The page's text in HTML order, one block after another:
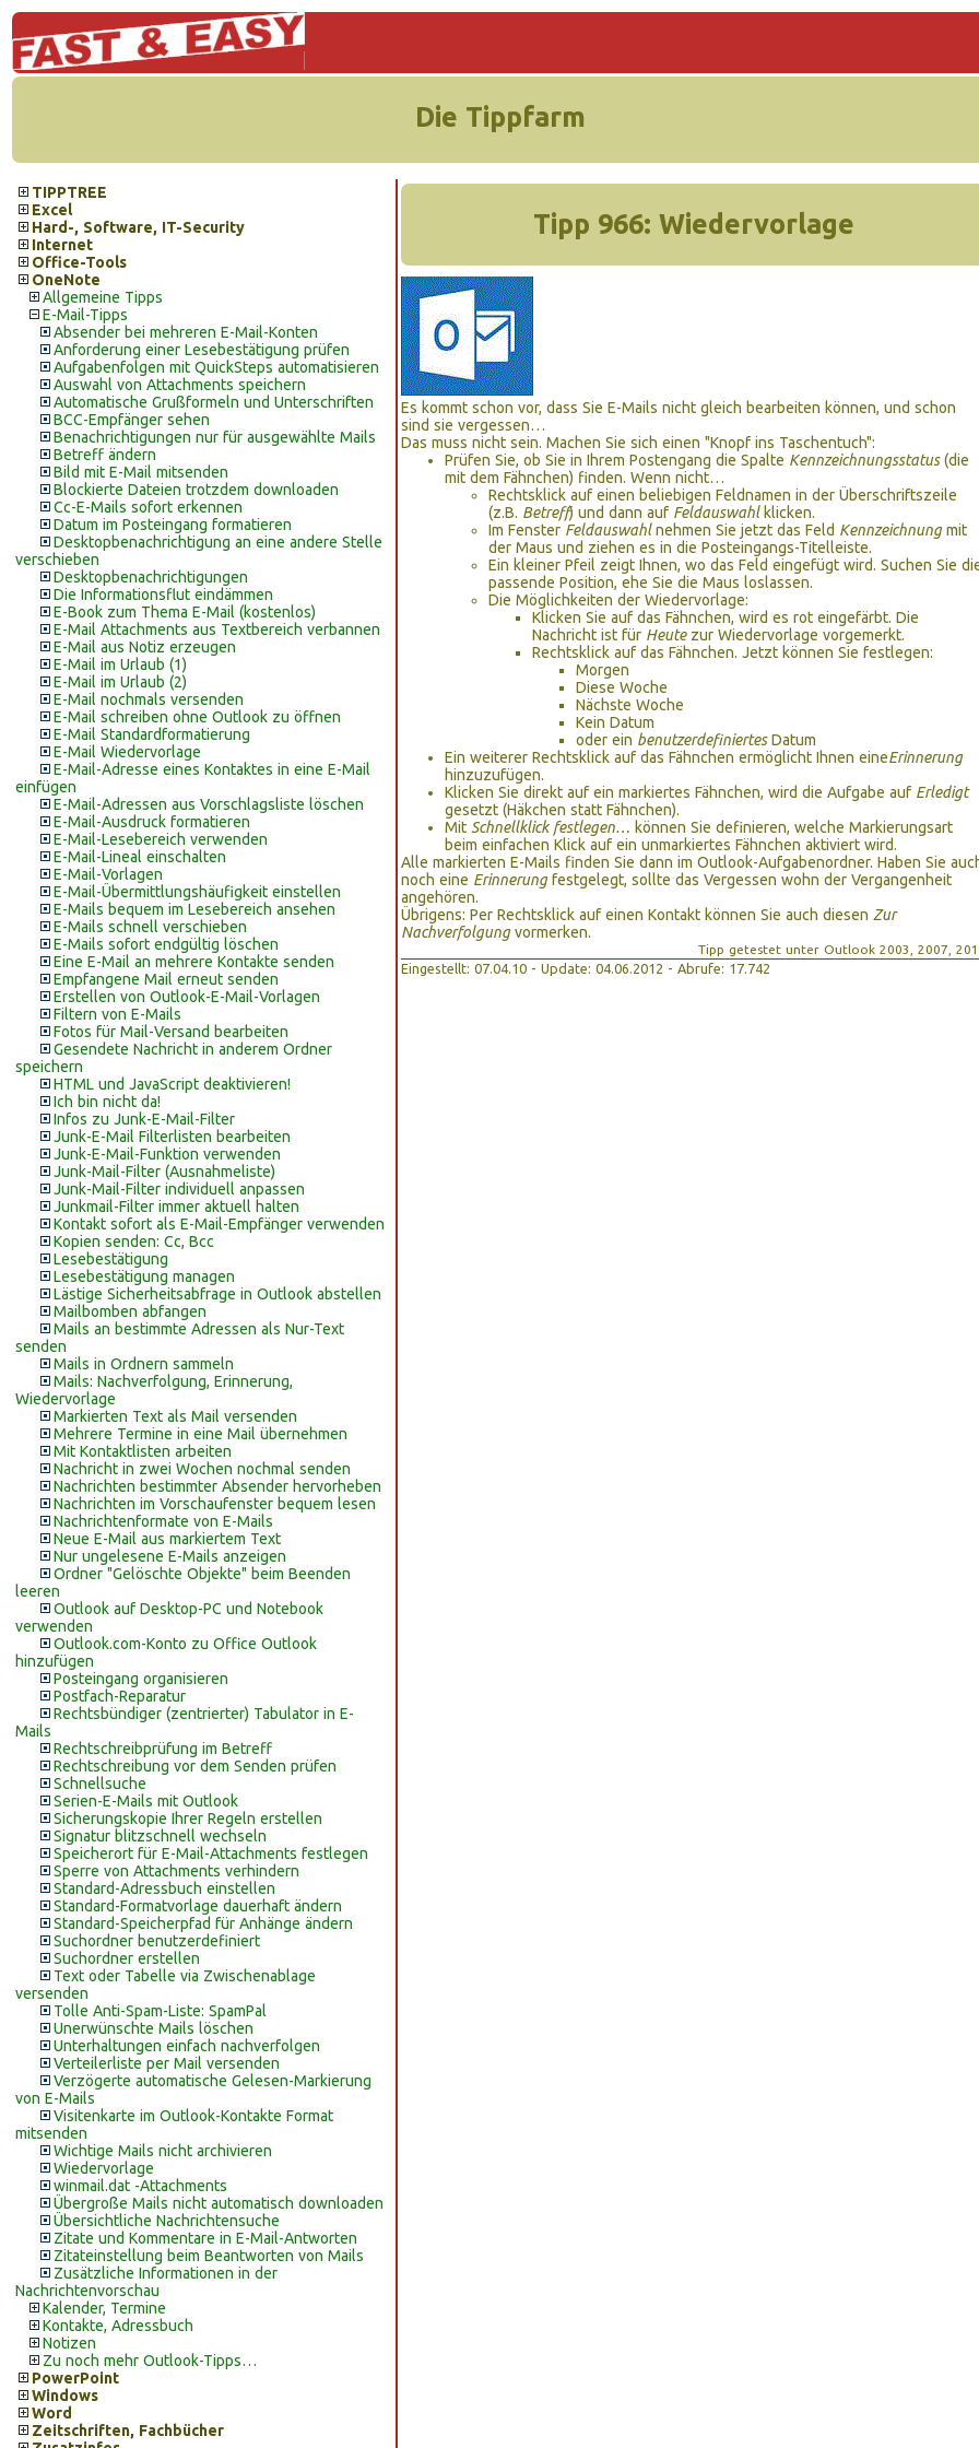
Die Tippfarm
TIPPTREE
Excel
Hard-, Software, IT-Security
Internet
Office-Tools
OneNote
Allgemeine Tipps
E-Mail-Tipps
Absender bei mehreren E-Mail-Konten
Anforderung einer Lesebestätigung prüfen
Aufgabenfolgen mit QuickSteps automatisieren
Auswahl von Attachments speichern
Automatische Grußformeln und Unterschriften
BCC-Empfänger sehen
Benachrichtigungen nur für ausgewählte Mails
Betreff ändern
Bild mit E-Mail mitsenden
Blockierte Dateien trotzdem downloaden
Cc-E-Mails sofort erkennen
Datum im Posteingang formatieren
Desktopbenachrichtigung an eine andere Stelle
verschieben
Desktopbenachrichtigungen
Die Informationsflut eindämmen
E-Book zum Thema E-Mail (kostenlos)
E-Mail Attachments aus Textbereich verbannen
E-Mail aus Notiz erzeugen
E-Mail im Urlaub (1)
E-Mail im Urlaub (2)
E-Mail nochmals versenden
E-Mail schreiben ohne Outlook zu öffnen
E-Mail Standardformatierung
E-Mail Wiedervorlage
E-Mail-Adresse eines Kontaktes in eine E-Mail
einfügen
E-Mail-Adressen aus Vorschlagsliste löschen
E-Mail-Ausdruck formatieren
E-Mail-Lesebereich verwenden
E-Mail-Lineal einschalten
E-Mail-Vorlagen
E-Mail-Übermittlungshäufigkeit einstellen
E-Mails bequem im Lesebereich ansehen
E-Mails schnell verschieben
E-Mails sofort endgültig löschen
Eine E-Mail an mehrere Kontakte senden
Empfangene Mail erneut senden
Erstellen von Outlook-E-Mail-Vorlagen
Filtern von E-Mails
Fotos für Mail-Versand bearbeiten
Gesendete Nachricht in anderem Ordner
speichern
HTML und JavaScript deaktivieren!
Ich bin nicht da!
Infos zu Junk-E-Mail-Filter
Junk-E-Mail Filterlisten bearbeiten
Junk-E-Mail-Funktion verwenden
Junk-Mail-Filter (Ausnahmeliste)
Junk-Mail-Filter individuell anpassen
Junkmail-Filter immer aktuell halten
Kontakt sofort als E-Mail-Empfänger verwenden
Kopien senden: Cc, Bcc
Lesebestätigung
Lesebestätigung managen
Lästige Sicherheitsabfrage in Outlook abstellen
Mailbomben abfangen
Mails an bestimmte Adressen als Nur-Text
senden
Mails in Ordnern sammeln
Mails: Nachverfolgung, Erinnerung,
Wiedervorlage
Markierten Text als Mail versenden
Mehrere Termine in eine Mail übernehmen
Mit Kontaktlisten arbeiten
Nachricht in zwei Wochen nochmal senden
Nachrichten bestimmter Absender hervorheben
Nachrichten im Vorschaufenster bequem lesen
Nachrichtenformate von E-Mails
Neue E-Mail aus markiertem Text
Nur ungelesene E-Mails anzeigen
Ordner "Gelöschte Objekte" beim Beenden
leeren
Outlook auf Desktop-PC und Notebook
verwenden
Outlook.com-Konto zu Office Outlook
hinzufügen
Posteingang organisieren
Postfach-Reparatur
Rechtsbündiger (zentrierter) Tabulator in E-
Mails
Rechtschreibprüfung im Betreff
Rechtschreibung vor dem Senden prüfen
Schnellsuche
Serien-E-Mails mit Outlook
Sicherungskopie Ihrer Regeln erstellen
Signatur blitzschnell wechseln
Speicherort für E-Mail-Attachments festlegen
Sperre von Attachments verhindern
Standard-Adressbuch einstellen
Standard-Formatvorlage dauerhaft ändern
Standard-Speicherpfad für Anhänge ändern
Suchordner benutzerdefiniert
Suchordner erstellen
Text oder Tabelle via Zwischenablage
versenden
Tolle Anti-Spam-Liste: SpamPal
Unerwünschte Mails löschen
Unterhaltungen einfach nachverfolgen
Verteilerliste per Mail versenden
Verzögerte automatische Gelesen-Markierung
von E-Mails
Visitenkarte im Outlook-Kontakte Format
mitsenden
Wichtige Mails nicht archivieren
Wiedervorlage
winmail.dat -Attachments
Übergroße Mails nicht automatisch downloaden
Übersichtliche Nachrichtensuche
Zitate und Kommentare in E-Mail-Antworten
Zitateinstellung beim Beantworten von Mails
Zusätzliche Informationen in der
Nachrichtenvorschau
Kalender, Termine
Kontakte, Adressbuch
Notizen
Zu noch mehr Outlook-Tipps…
PowerPoint
Windows
Word
Zeitschriften, Fachbücher
Tipp 966: Wiedervorlage
Es kommt schon vor, dass Sie E-Mails nicht gleich bearbeiten können, und schon
sind sie vergessen…
Das muss nicht sein. Machen Sie sich einen "Knopf ins Taschentuch":
Prüfen Sie, ob Sie in Ihrem Postengang die Spalte Kennzeichnungsstatus(die
mit dem Fähnchen) finden. Wenn nicht…
Rechtsklick auf einen beliebigen Feldnamen in der Überschriftszeile
(z.B. Betreff) und dann auf Feldauswahlklicken.
Im Fenster Feldauswahlnehmen Sie jetzt das Feld Kennzeichnungmit
der Maus und ziehen es in die Posteingangs-Titelleiste.
Ein kleiner Pfeil zeigt Ihnen, wo das Feld eingefügt wird. Suchen Sie
passende Position, ehe Sie die Maus loslassen.
Die Möglichkeiten der Wiedervorlage:
Klicken Sie auf das Fähnchen, wird es rot eingefärbt. Die
Nachricht ist für Heutezur Wiedervorlage vorgemerkt.
Rechtsklick auf das Fähnchen. Jetzt können Sie festlegen:
Morgen
Diese Woche
Nächste Woche
Kein Datum
oder ein benutzerdefiniertesDatum
Ein weiterer Rechtsklick auf das Fähnchen ermöglicht Ihnen eineErinnerung
hinzuzufügen.
Klicken Sie direkt auf ein markiertes Fähnchen, wird die Aufgabe auf Erledigt
gesetzt (Häkchen statt Fähnchen).
Mit Schnellklick festlegen… können Sie definieren, welche Markierungsart
beim einfachen Klick auf ein unmarkiertes Fähnchen aktiviert wird.
Alle markierten E-Mails finden Sie dann im Outlook-Aufgabenordner. Haben Sie
noch eine Erinnerungfestgelegt, sollte das Vergessen wohn der Vergangenheit
angehören.
Übrigens: Per Rechtsklick auf einen Kontakt können Sie auch diesen Zur
Nachverfolgungvormerken.
Tipp getestet unter Outlook 2003, 2007,
Eingestellt: 07.04.10 - Update: 04.06.2012 - Abrufe: 17.742